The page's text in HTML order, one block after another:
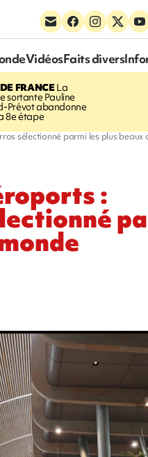
VidéosFaits divers
FRANCELa
sortante Pauline
Prévot abandonne
8e étape
sélectionné parmi les plus beaux
: